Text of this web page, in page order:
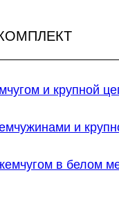
и крупной
и
в белом